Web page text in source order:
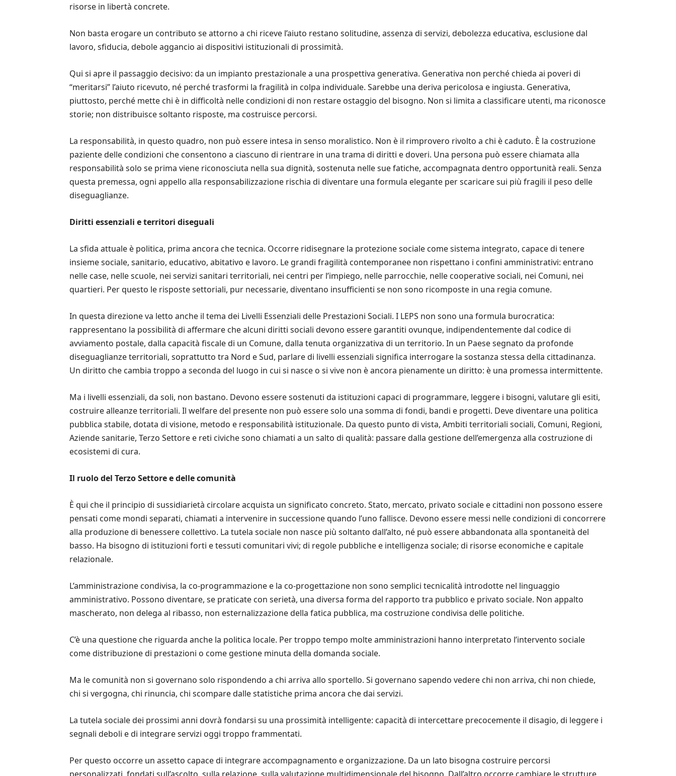
risorse in libertà concrete.
Non basta erogare un contributo se attorno a chi riceve l’aiuto restano solitudine, assenza di servizi, debolezza educativa, esclusione dal
lavoro, sfiducia, debole aggancio ai dispositivi istituzionali di prossimità.
Qui si apre il passaggio decisivo: da un impianto prestazionale a una prospettiva generativa. Generativa non perché chieda ai poveri di
“meritarsi” l’aiuto ricevuto, né perché trasformi la fragilità in colpa individuale. Sarebbe una deriva pericolosa e ingiusta. Generativa,
piuttosto, perché mette chi è in difficoltà nelle condizioni di non restare ostaggio del bisogno. Non si limita a classificare utenti, ma riconosce
storie; non distribuisce soltanto risposte, ma costruisce percorsi.
La responsabilità, in questo quadro, non può essere intesa in senso moralistico. Non è il rimprovero rivolto a chi è caduto. È la costruzione
paziente delle condizioni che consentono a ciascuno di rientrare in una trama di diritti e doveri. Una persona può essere chiamata alla
responsabilità solo se prima viene riconosciuta nella sua dignità, sostenuta nelle sue fatiche, accompagnata dentro opportunità reali. Senza
questa premessa, ogni appello alla responsabilizzazione rischia di diventare una formula elegante per scaricare sui più fragili il peso delle
diseguaglianze.
Diritti essenziali e territori diseguali
La sfida attuale è politica, prima ancora che tecnica. Occorre ridisegnare la protezione sociale come sistema integrato, capace di tenere
insieme sociale, sanitario, educativo, abitativo e lavoro. Le grandi fragilità contemporanee non rispettano i confini amministrativi: entrano
nelle case, nelle scuole, nei servizi sanitari territoriali, nei centri per l’impiego, nelle parrocchie, nelle cooperative sociali, nei Comuni, nei
quartieri. Per questo le risposte settoriali, pur necessarie, diventano insufficienti se non sono ricomposte in una regia comune.
In questa direzione va letto anche il tema dei Livelli Essenziali delle Prestazioni Sociali. I LEPS non sono una formula burocratica:
rappresentano la possibilità di affermare che alcuni diritti sociali devono essere garantiti ovunque, indipendentemente dal codice di
avviamento postale, dalla capacità fiscale di un Comune, dalla tenuta organizzativa di un territorio. In un Paese segnato da profonde
diseguaglianze territoriali, soprattutto tra Nord e Sud, parlare di livelli essenziali significa interrogare la sostanza stessa della cittadinanza.
Un diritto che cambia troppo a seconda del luogo in cui si nasce o si vive non è ancora pienamente un diritto: è una promessa intermittente.
Ma i livelli essenziali, da soli, non bastano. Devono essere sostenuti da istituzioni capaci di programmare, leggere i bisogni, valutare gli esiti,
costruire alleanze territoriali. Il welfare del presente non può essere solo una somma di fondi, bandi e progetti. Deve diventare una politica
pubblica stabile, dotata di visione, metodo e responsabilità istituzionale. Da questo punto di vista, Ambiti territoriali sociali, Comuni, Regioni,
Aziende sanitarie, Terzo Settore e reti civiche sono chiamati a un salto di qualità: passare dalla gestione dell’emergenza alla costruzione di
ecosistemi di cura.
Il ruolo del Terzo Settore e delle comunità
È qui che il principio di sussidiarietà circolare acquista un significato concreto. Stato, mercato, privato sociale e cittadini non possono essere
pensati come mondi separati, chiamati a intervenire in successione quando l’uno fallisce. Devono essere messi nelle condizioni di concorrere
alla produzione di benessere collettivo. La tutela sociale non nasce più soltanto dall’alto, né può essere abbandonata alla spontaneità del
basso. Ha bisogno di istituzioni forti e tessuti comunitari vivi; di regole pubbliche e intelligenza sociale; di risorse economiche e capitale
relazionale.
L’amministrazione condivisa, la co-programmazione e la co-progettazione non sono semplici tecnicalità introdotte nel linguaggio
amministrativo. Possono diventare, se praticate con serietà, una diversa forma del rapporto tra pubblico e privato sociale. Non appalto
mascherato, non delega al ribasso, non esternalizzazione della fatica pubblica, ma costruzione condivisa delle politiche.
C’è una questione che riguarda anche la politica locale. Per troppo tempo molte amministrazioni hanno interpretato l’intervento sociale
come distribuzione di prestazioni o come gestione minuta della domanda sociale.
Ma le comunità non si governano solo rispondendo a chi arriva allo sportello. Si governano sapendo vedere chi non arriva, chi non chiede,
chi si vergogna, chi rinuncia, chi scompare dalle statistiche prima ancora che dai servizi.
La tutela sociale dei prossimi anni dovrà fondarsi su una prossimità intelligente: capacità di intercettare precocemente il disagio, di leggere i
segnali deboli e di integrare servizi oggi troppo frammentati.
Per questo occorre un assetto capace di integrare accompagnamento e organizzazione. Da un lato bisogna costruire percorsi